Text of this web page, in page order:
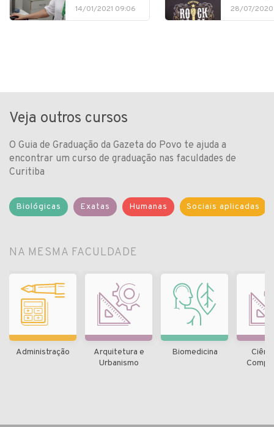
14/01/2021 09:06 28/07/2020
Veja outros cursos
O Guia de Graduação da Gazeta do Povo te ajuda a
encontrar um curso de graduação nas faculdades de
Curitiba
Biológicas Exatas Humanas Sociais aplicadas
NA MESMA FACULDADE
Administração
Arquitetura e
Urbanismo
Biomedicina